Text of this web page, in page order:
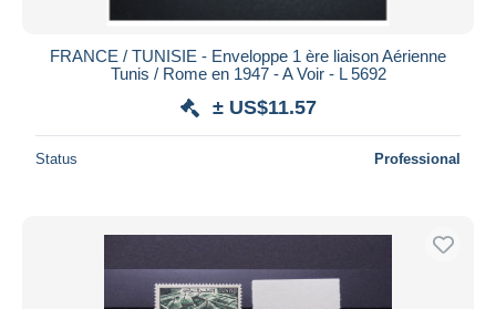
FRANCE / TUNISIE - Enveloppe 1 ère liaison Aérienne
Tunis / Rome en 1947 - A Voir - L 5692
± US$11.57
Status Professional